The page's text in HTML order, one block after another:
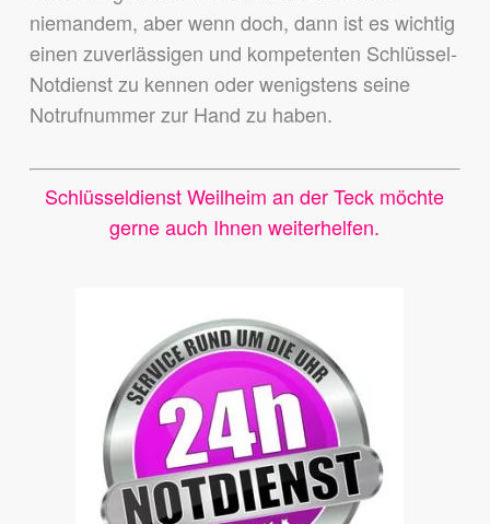
niemandem, aber wenn doch, dann ist es wichtig
einen zuverlässigen und kompetenten Schlüssel-
Notdienst zu kennen oder wenigstens seine
Notrufnummer zur Hand zu haben.
Schlüsseldienst Weilheim an der Teck möchte
gerne auch Ihnen weiterhelfen.